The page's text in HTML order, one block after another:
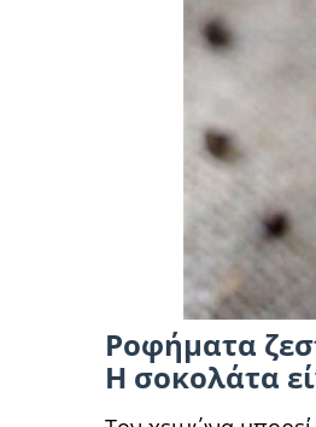
Ροφήματα
Η σοκολάτα